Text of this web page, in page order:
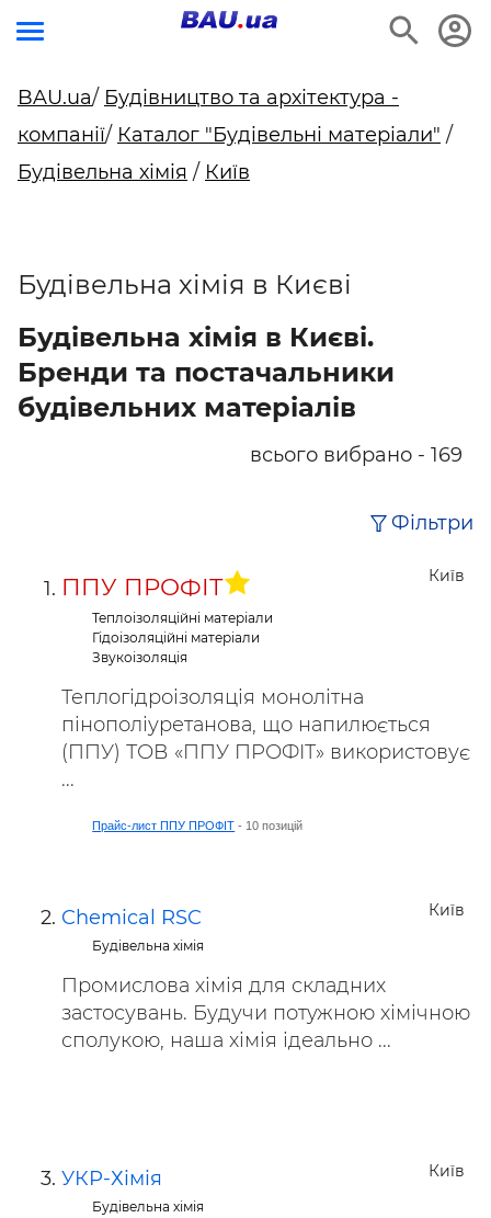
BAU.ua/ Будівництво та архітектура -
компанії/ Каталог "Будівельні матеріали" /
Будівельна хімія / Київ
Будівельна хімія в Києві
Будівельна хімія в Києві.
Бренди та постачальники
будівельних матеріалів
всього вибрано - 169
Фільтри
Київ
ППУ ПРОФІТ
Теплоізоляційні матеріали
Гідоізоляційні матеріали
Звукоізоляція
Теплогідроізоляція монолітна
пінополіуретанова, що напилюється
(ППУ) ТОВ «ППУ ПРОФІТ» використовує
...
Прайс-лист ППУ ПРОФІТ - 10 позицій
Київ
Chemical RSC
Будівельна хімія
Промислова хімія для складних
застосувань. Будучи потужною хімічною
сполукою, наша хімія ідеально ...
Київ
УКР-Хімія
Будівельна хімія